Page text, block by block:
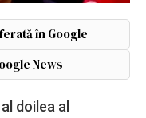
în Google
News
doilea al